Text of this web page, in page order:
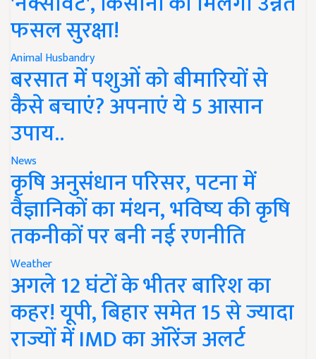
फसल सुरक्षा!
Animal Husbandry
बरसात में पशुओं को बीमारियों से
कैसे बचाएं? अपनाएं ये 5 आसान
उपाय..
News
कृषि अनुसंधान परिसर, पटना में
वैज्ञानिकों का मंथन, भविष्य की कृषि
तकनीकों पर बनी नई रणनीति
Weather
अगले 12 घंटों के भीतर बारिश का
कहर! यूपी, बिहार समेत 15 से ज्यादा
राज्यों में IMD का ऑरेंज अलर्ट